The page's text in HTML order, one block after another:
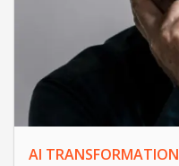
AI TRANSFORMATION